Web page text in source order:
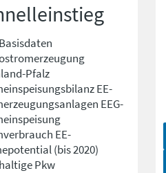
Basisdaten
Pfalz
EE-
EEG-
EE-
(bis 2020)
Pkw